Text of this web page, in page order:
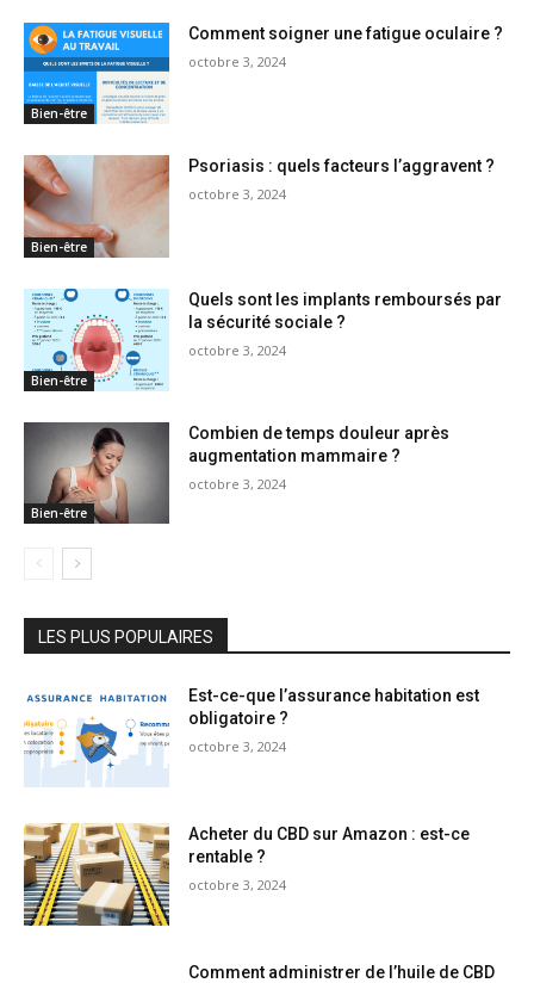
Bien-être
Comment soigner une fatigue oculaire ?
octobre 3, 2024
Bien-être
Psoriasis : quels facteurs l’aggravent ?
octobre 3, 2024
Bien-être
Quels sont les implants remboursés par
la sécurité sociale ?
octobre 3, 2024
Bien-être
Combien de temps douleur après
augmentation mammaire ?
octobre 3, 2024
LES PLUS POPULAIRES
Est-ce-que l’assurance habitation est
obligatoire ?
octobre 3, 2024
Acheter du CBD sur Amazon : est-ce
rentable ?
octobre 3, 2024
Comment administrer de l’huile de CBD